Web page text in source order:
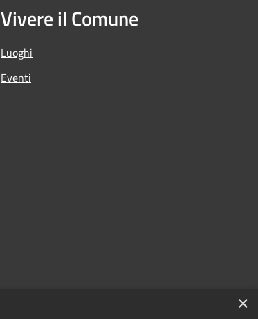
Vivere il Comune
Luoghi
Eventi
×